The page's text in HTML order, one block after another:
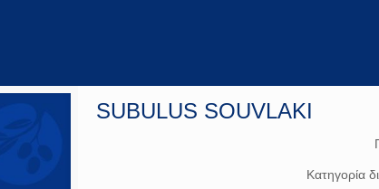
SUBULUS SOUVLAKI
Κατηγορία